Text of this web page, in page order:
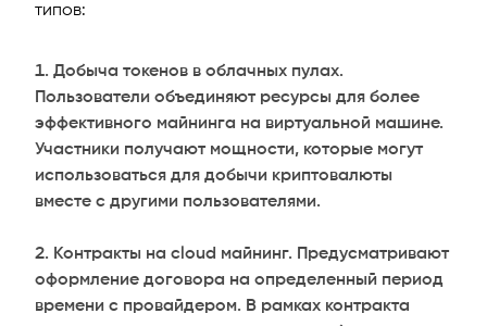
типов:
Добыча токенов в облачных пулах.
Пользователи объединяют ресурсы для более
эффективного майнинга на виртуальной машине.
Участники получают мощности, которые могут
использоваться для добычи криптовалюты
вместе с другими пользователями.
Контракты на cloud майнинг. Предусматривают
оформление договора на определенный период
времени с провайдером. В рамках контракта